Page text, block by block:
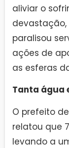
aliviar o
devastação,
paralisou
ações de
as esferas
Tanta água
O prefeito
relatou que
levando a